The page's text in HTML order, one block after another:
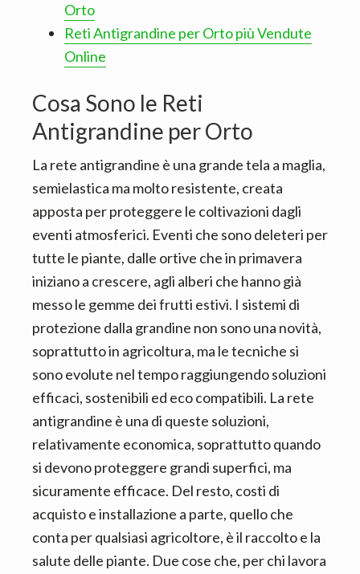
Orto
Reti Antigrandine per Orto più Vendute
Online
Cosa Sono le Reti
Antigrandine per Orto
La rete antigrandine è una grande tela a maglia,
semielastica ma molto resistente, creata
apposta per proteggere le coltivazioni dagli
eventi atmosferici. Eventi che sono deleteri per
tutte le piante, dalle ortive che in primavera
iniziano a crescere, agli alberi che hanno già
messo le gemme dei frutti estivi. I sistemi di
protezione dalla grandine non sono una novità,
soprattutto in agricoltura, ma le tecniche si
sono evolute nel tempo raggiungendo soluzioni
efficaci, sostenibili ed eco compatibili. La rete
antigrandine è una di queste soluzioni,
relativamente economica, soprattutto quando
si devono proteggere grandi superfici, ma
sicuramente efficace. Del resto, costi di
acquisto e installazione a parte, quello che
conta per qualsiasi agricoltore, è il raccolto e la
salute delle piante. Due cose che, per chi lavora